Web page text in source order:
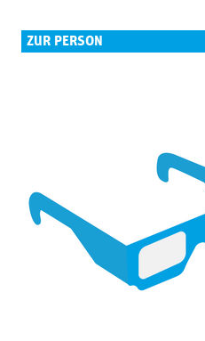
ZUR PERSON